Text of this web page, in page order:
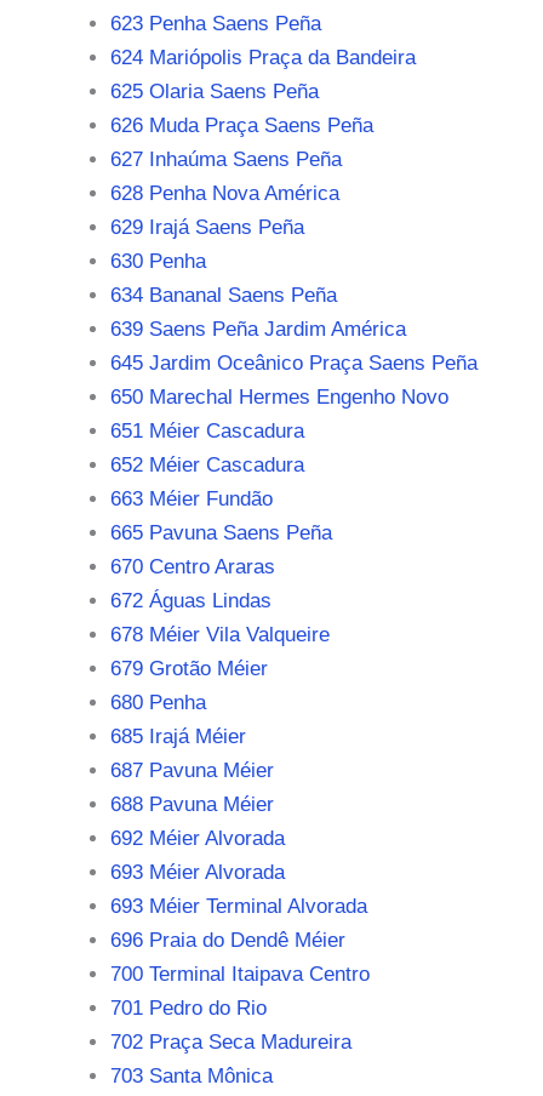
623 Penha Saens Peña
624 Mariópolis Praça da Bandeira
625 Olaria Saens Peña
626 Muda Praça Saens Peña
627 Inhaúma Saens Peña
628 Penha Nova América
629 Irajá Saens Peña
630 Penha
634 Bananal Saens Peña
639 Saens Peña Jardim América
645 Jardim Oceânico Praça Saens Peña
650 Marechal Hermes Engenho Novo
651 Méier Cascadura
652 Méier Cascadura
663 Méier Fundão
665 Pavuna Saens Peña
670 Centro Araras
672 Águas Lindas
678 Méier Vila Valqueire
679 Grotão Méier
680 Penha
685 Irajá Méier
687 Pavuna Méier
688 Pavuna Méier
692 Méier Alvorada
693 Méier Alvorada
693 Méier Terminal Alvorada
696 Praia do Dendê Méier
700 Terminal Itaipava Centro
701 Pedro do Rio
702 Praça Seca Madureira
703 Santa Mônica